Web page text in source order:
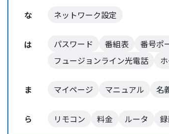
な ネットワーク設定
は パスワード 番組表 番号ポ
フュージョンライン光電話
ま マイページ マニュアル 名
ら リモコン 料金 ルータ